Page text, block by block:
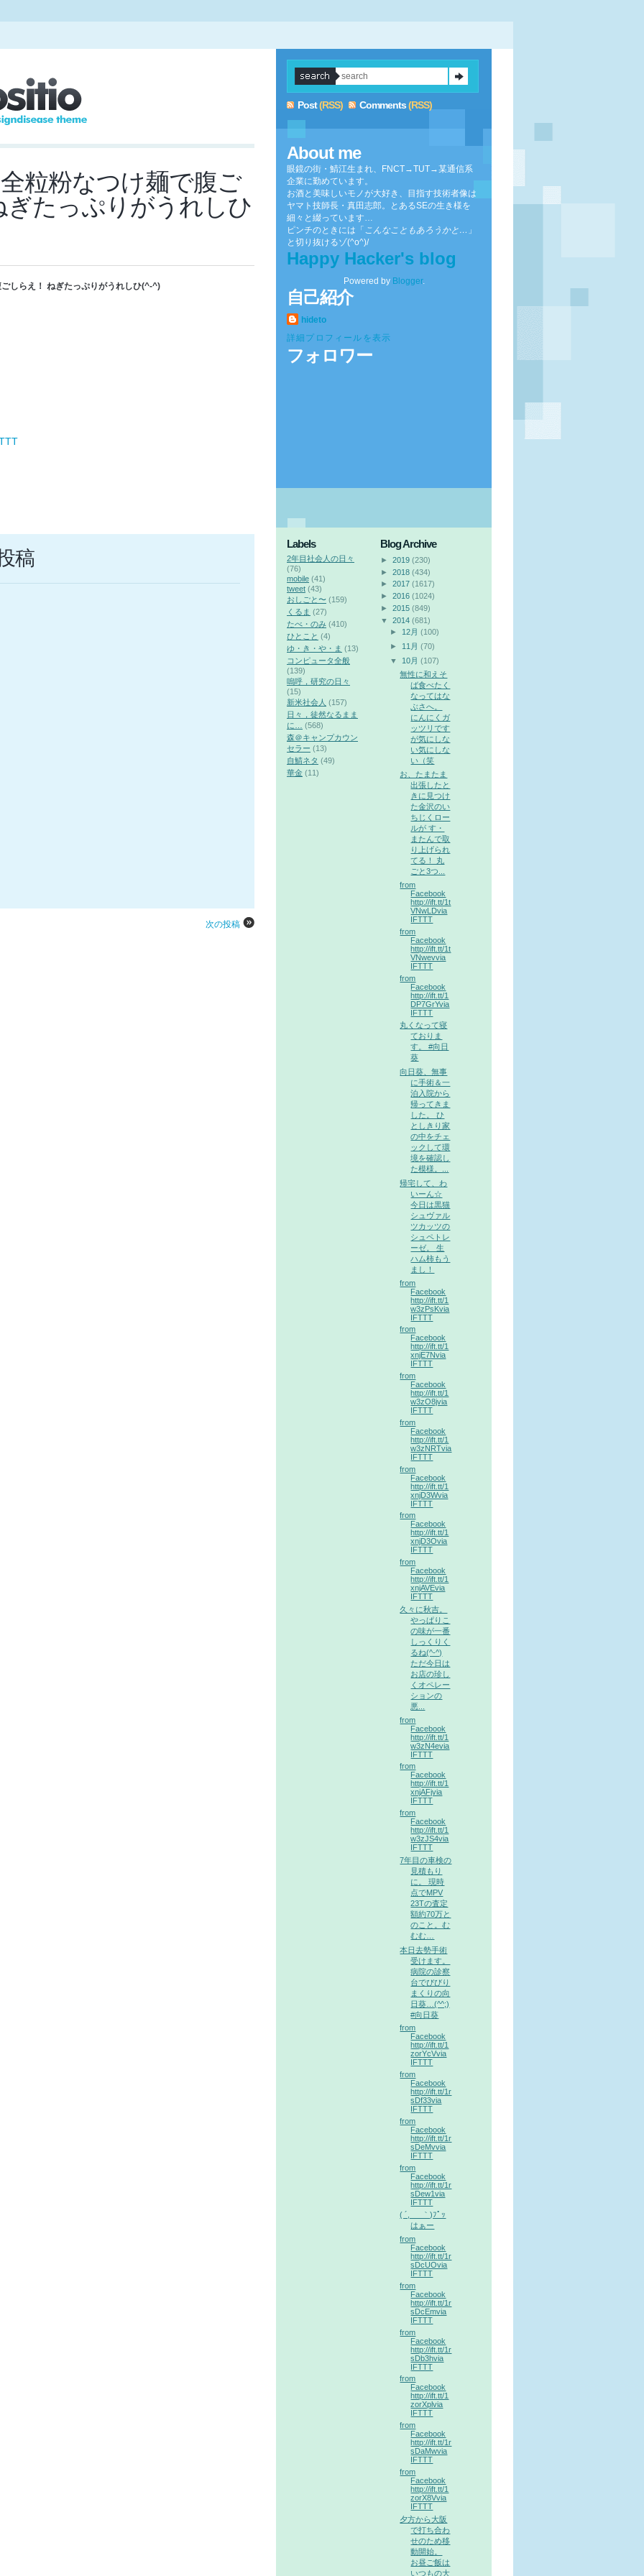
粒粉なつけ麺で腹ご
ぎたっぷりがうれしひ
しらえ！ ねぎたっぷりがうれしひ(^-^)
稿
次の投稿
Post(RSS) Comments(RSS)
About me
眼鏡の街・鯖江生まれ、FNCT→TUT→某通信系
企業に勤めています。
お酒と美味しいモノが大好き、目指す技術者像は
ヤマト技師長・真田志郎。とあるSEの生き様を
細々と綴っています…
ピンチのときには「 こんなこともあろうかと… 」
と切り抜けるゾ(^o^)/
Happy Hacker's blog
Powered by Blogger.
自己紹介
hideto
詳細プロフィールを表示
フォロワー
Labels
2年目社会人の日々
(76)
mobile (41)
tweet (43)
おしごと〜 (159)
くるま (27)
たべ・のみ (410)
ひとこと (4)
ゆ・き・や・ま (13)
コンピュータ全般
(139)
嗚呼，研究の日々
(15)
新米社会人 (157)
日々，徒然なるまま
に…
(568)
森＠キャンプカウン
セラー (13)
自鯖ネタ (49)
華金 (11)
Blog Archive
► 2019 (230)
► 2018 (434)
► 2017 (1617)
► 2016 (1024)
► 2015 (849)
▼
2014 (681)
► 12月 (100)
► 11月 (70)
▼
10月 (107)
無性に和えそ
ば食べたく
なってはな
ぶさへ。
にんにくガ
ッツリです
が気にしな
い気にしな
い（笑
お、たまたま
出張したと
きに見つけ
た金沢のい
ちじくロー
ルが す・
またんで取
り上げられ
てる！ 丸
ごと3つ...
from
Facebook
http://ift.tt/1t
VNwLDvia
IFTTT
from
Facebook
http://ift.tt/1t
VNwevvia
IFTTT
from
Facebook
http://ift.tt/1
DP7GrYvia
IFTTT
丸くなって寝
ておりま
す。 #向日
葵
向日葵、無事
に手術＆一
泊入院から
帰ってきま
した。 ひ
としきり家
の中をチェ
ックして環
境を確認し
た模様。...
帰宅して、わ
いーん☆
今日は黒猫
シュヴァル
ツカッツの
シュペトレ
ーゼ。 生
ハム柿もう
まし！
from
Facebook
http://ift.tt/1
w3zPsKvia
IFTTT
from
Facebook
http://ift.tt/1
xnjE7Nvia
IFTTT
from
Facebook
http://ift.tt/1
w3zO8jvia
IFTTT
from
Facebook
http://ift.tt/1
w3zNRTvia
IFTTT
from
Facebook
http://ift.tt/1
xnjD3Wvia
IFTTT
from
Facebook
http://ift.tt/1
xnjD3Ovia
IFTTT
from
Facebook
http://ift.tt/1
xnjAVEvia
IFTTT
久々に秋吉。
やっぱりこ
の味が一番
しっくりく
るね(^-^)
ただ今日は
お店の珍し
くオペレー
ションの
悪...
from
Facebook
http://ift.tt/1
w3zN4evia
IFTTT
from
Facebook
http://ift.tt/1
xnjAFjvia
IFTTT
from
Facebook
http://ift.tt/1
w3zJS4via
IFTTT
7年目の車検の
見積もり
に。 現時
点でMPV
23Tの査定
額約70万と
のこと。む
むむ…
本日去勢手術
受けます。
病院の診察
台でびびり
まくりの向
日葵…(^^;)
#向日葵
from
Facebook
http://ift.tt/1
zorYcVvia
IFTTT
from
Facebook
http://ift.tt/1r
sDf33via
IFTTT
from
Facebook
http://ift.tt/1r
sDeMvvia
IFTTT
from
Facebook
http://ift.tt/1r
sDew1via
IFTTT
( ´,_ゝ｀)ﾌﾟｯ
はぁー
from
Facebook
http://ift.tt/1r
sDcUOvia
IFTTT
from
Facebook
http://ift.tt/1r
sDcEmvia
IFTTT
from
Facebook
http://ift.tt/1r
sDb3hvia
IFTTT
from
Facebook
http://ift.tt/1
zorXplvia
IFTTT
from
Facebook
http://ift.tt/1r
sDaMwvia
IFTTT
from
Facebook
http://ift.tt/1
zorX8Vvia
IFTTT
夕方から大阪
で打ち合わ
せのため移
動開始。
お昼ご飯は
いつもの大